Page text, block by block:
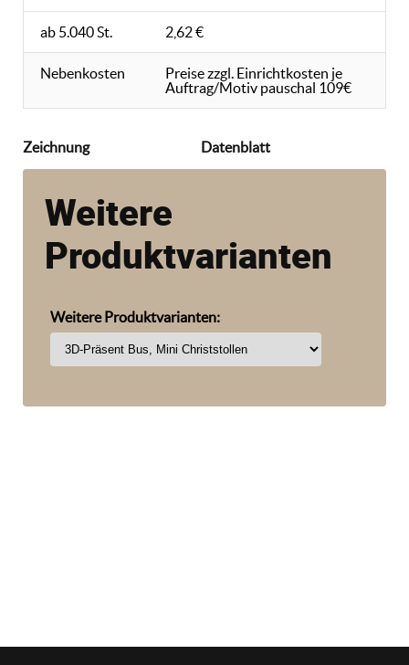
ab 5.040 St. 2,62 €
Nebenkosten
Preise zzgl. Einrichtkosten je
Auftrag/Motiv pauschal 109€
Zeichnung Datenblatt
Weitere
Produktvarianten
Weitere Produktvarianten: